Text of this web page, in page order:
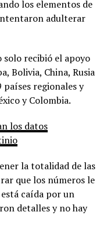
los elementos de
adulterar
recibió el apoyo
Bolivia, China, Rusia
regionales y
y Colombia.
los datos
la totalidad de las
que los números le
caída por un
detalles y no hay